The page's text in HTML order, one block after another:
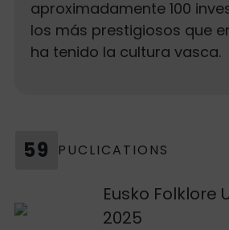
aproximadamente 100
los más prestigiosos que
ha tenido la cultura vasca.
59 PUCLICATIONS
Eusko Folklore
2025
Voir publication